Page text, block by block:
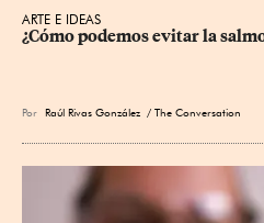
ARTE E IDEAS
¿Cómo podemos evitar la
Por Raúl Rivas González / The Conversation